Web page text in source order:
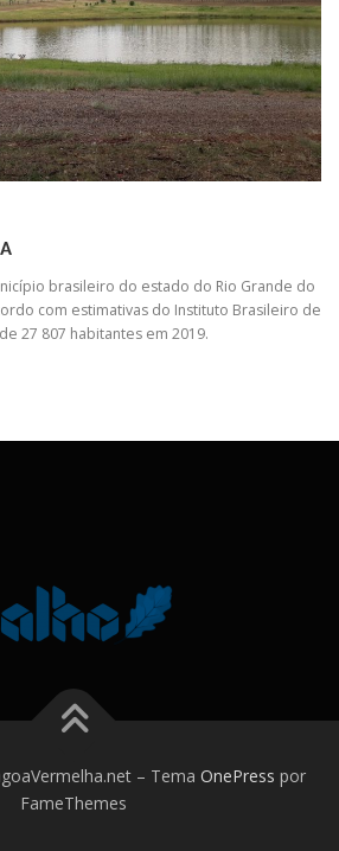
brasileiro do estado do Rio Grande do
com estimativas do Instituto Brasileiro de
27 807 habitantes em 2019.
– Tema OnePress por
FameThemes